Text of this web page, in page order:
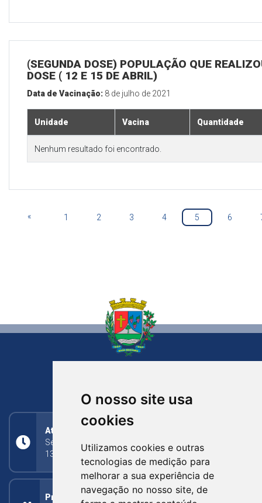
O nosso site usa
cookies
Utilizamos cookies e outras
tecnologias de medição para
melhorar a sua experiência de
navegação no nosso site, de
(SEGUNDA DOSE) POPULAÇÃO QUE
DOSE ( 12 E 15 DE ABRIL)
Data de Vacinação: 8 de julho de 2021
Unidade Vacina Quantidade
Nenhum resultado foi encontrado.
« 1 2 3 4 5 6
Atendimento
Segunda a Sexta: 8h às 11h30min (manhã);
13h30min às 17h (tarde)
Prefeitura Municipal